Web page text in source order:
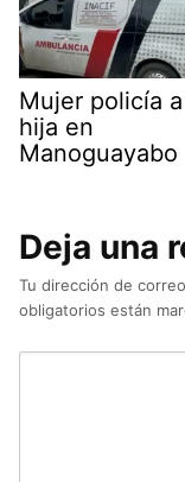
Mujer policía
hija en
Manoguayabo
Deja una
Tu dirección de
obligatorios están